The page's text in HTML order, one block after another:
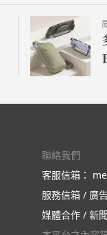
聯絡我們
客服信箱：
服務信箱 / 廣
媒體合作 / 新